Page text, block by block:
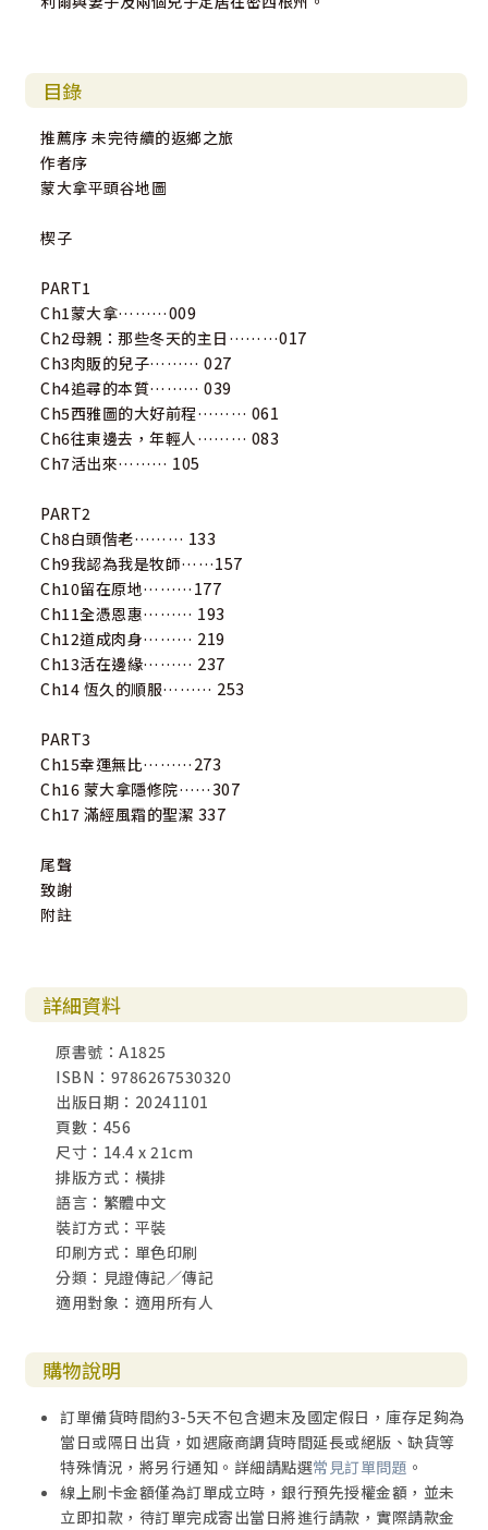
目錄
推薦序 未完待續的返鄉之旅
作者序
蒙大拿平頭谷地圖
楔子
PART1
Ch1蒙大拿………009
Ch2母親：那些冬天的主日………017
Ch3肉販的兒子……… 027
Ch4追尋的本質……… 039
Ch5西雅圖的大好前程……… 061
Ch6往東邊去，年輕人……… 083
Ch7活出來……… 105
PART2
Ch8白頭偕老……… 133
Ch9我認為我是牧師……157
Ch10留在原地………177
Ch11全憑恩惠……… 193
Ch12道成肉身……… 219
Ch13活在邊緣……… 237
Ch14 恆久的順服……… 253
PART3
Ch15幸運無比………273
Ch16 蒙大拿隱修院……307
Ch17 滿經風霜的聖潔 337
尾聲
致謝
附註
詳細資料
原書號：A1825
ISBN：9786267530320
出版日期：20241101
頁數：456
尺寸：14.4 x 21cm
排版方式：橫排
語言：繁體中文
裝訂方式：平裝
印刷方式：單色印刷
分類：見證傳記／傳記
適用對象：適用所有人
購物說明
訂單備貨時間約3-5天不包含週末及國定假日，庫存足夠為
當日或隔日出貨，如遇廠商調貨時間延長或絕版、缺貨等
特殊情況，將另行通知。詳細請點選常見訂單問題 。
線上刷卡金額僅為訂單成立時，銀行預先授權金額，並未
立即扣款，待訂單完成寄出當日將進行請款，實際請款金